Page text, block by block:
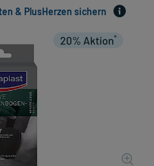
& PlusHerzen sichern